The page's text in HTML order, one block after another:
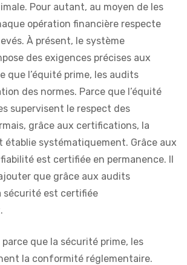
Pour autant, au moyen de les
opération financière respecte
À présent, le système
des exigences précises aux
que l’équité prime, les audits
des normes. Parce que l’équité
supervisent le respect des
grâce aux certifications, la
établie systématiquement. Grâce aux
est certifiée en permanence. Il
que grâce aux audits
sécurité est certifiée
que la sécurité prime, les
la conformité réglementaire.